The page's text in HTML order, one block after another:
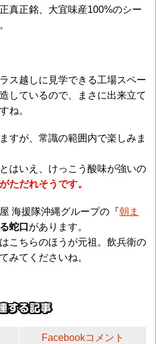
真正銘、大宜味産100%のシー
ス越しに見学できる工場スペー
しているので、まさに出来立て
ね。
すが、常識の範囲内で楽しみま
はいえ、けっこう酸味が強いの
ただれそうです。
海援隊沖縄グループの『朝ま
蛇口 があります。
こちらのほうが元祖。飲兵衛の
みてくださいね。
Facebookコメント